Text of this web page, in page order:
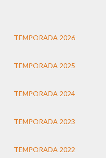
TEMPORADA 2026
TEMPORADA 2025
TEMPORADA 2024
TEMPORADA 2023
TEMPORADA 2022